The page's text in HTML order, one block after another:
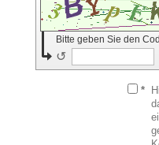
Bitte geben Sie den
↺
*